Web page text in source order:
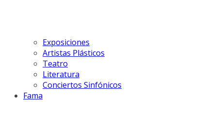
Exposiciones
Artistas Plásticos
Teatro
Literatura
Conciertos Sinfónicos
Fama